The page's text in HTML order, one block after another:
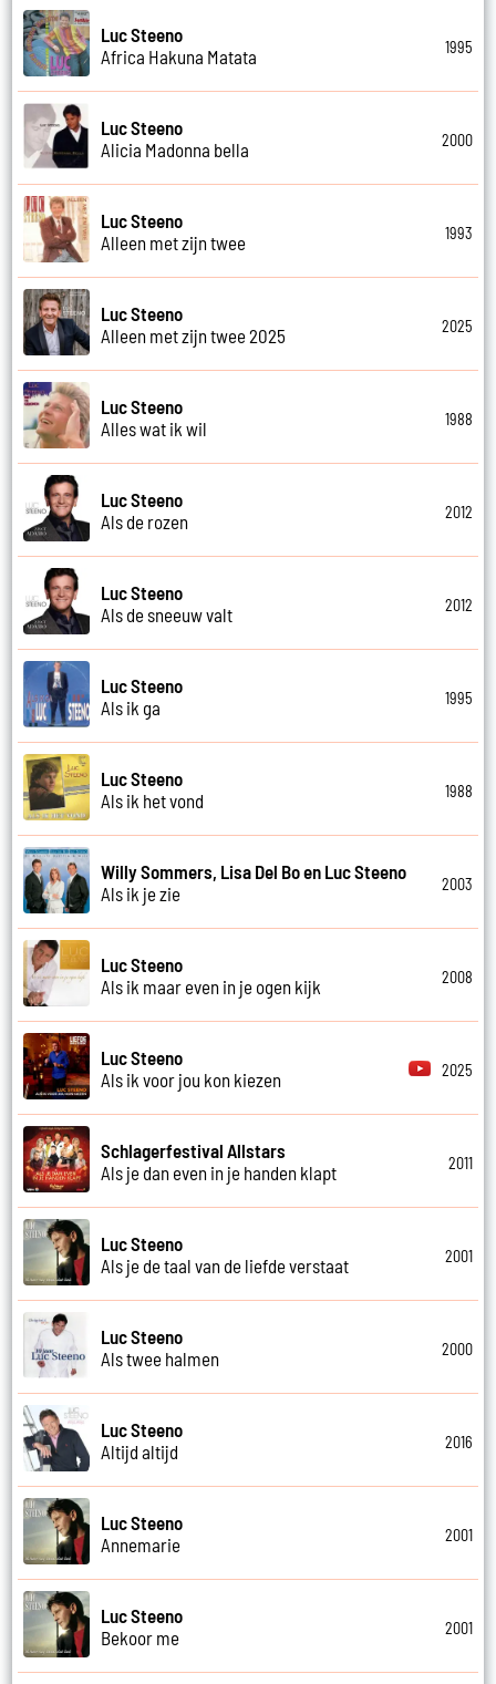
Luc Steeno
Africa Hakuna Matata
1995
Luc Steeno
Alicia Madonna bella
2000
Luc Steeno
Alleen met zijn twee
1993
Luc Steeno
Alleen met zijn twee 2025
2025
Luc Steeno
Alles wat ik wil
1988
Luc Steeno
Als de rozen
2012
Luc Steeno
Als de sneeuw valt
2012
Luc Steeno
Als ik ga
1995
Luc Steeno
Als ik het vond
1988
Willy Sommers, Lisa Del Bo en Luc Steeno
Als ik je zie
2003
Luc Steeno
Als ik maar even in je ogen kijk
2008
Luc Steeno
Als ik voor jou kon kiezen
2025
Schlagerfestival Allstars
Als je dan even in je handen klapt
2011
Luc Steeno
Als je de taal van de liefde verstaat
2001
Luc Steeno
Als twee halmen
2000
Luc Steeno
Altijd altijd
2016
Luc Steeno
Annemarie
2001
Luc Steeno
Bekoor me
2001